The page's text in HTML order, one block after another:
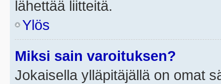
lähettää liitteitä.
Ylös
Miksi sain varoituksen?
Jokaisella ylläpitäjällä on omat